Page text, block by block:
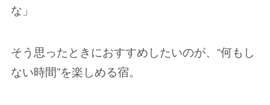
な」
そう思ったときにおすすめしたいのが、“何もし
ない時間”を楽しめる宿。